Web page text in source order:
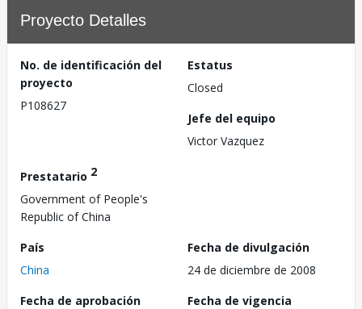
Proyecto Detalles
No. de identificación del
proyecto
P108627
Estatus
Closed
Jefe del equipo
Victor Vazquez
Prestatario 2
Government of People's
Republic of China
País
China
Fecha de divulgación
24 de diciembre de 2008
Fecha de aprobación
Fecha de vigencia